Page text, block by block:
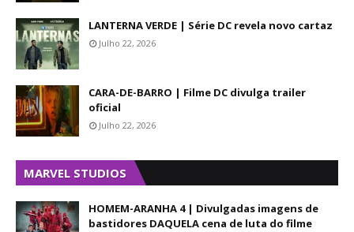
LANTERNA VERDE | Série DC revela novo cartaz
Julho 22, 2026
CARA-DE-BARRO | Filme DC divulga trailer
oficial
Julho 22, 2026
MARVEL STUDIOS
HOMEM-ARANHA 4 | Divulgadas imagens de
bastidores DAQUELA cena de luta do filme